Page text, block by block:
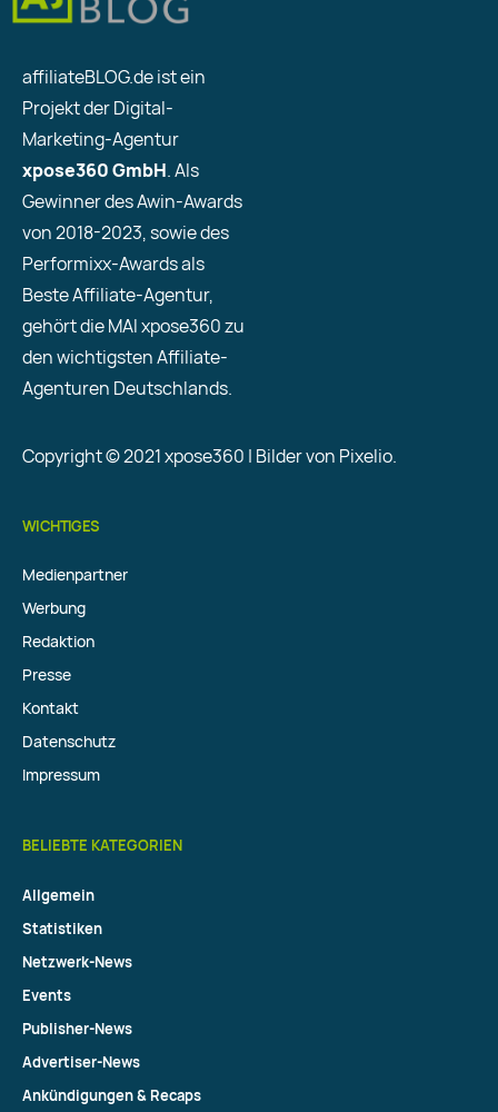
affiliateBLOG.de ist ein
Projekt der Digital-
Marketing-Agentur
xpose360 GmbH. Als
Gewinner des Awin-Awards
von 2018-2023, sowie des
Performixx-Awards als
Beste Affiliate-Agentur,
gehört die MAI xpose360 zu
den wichtigsten Affiliate-
Agenturen Deutschlands.
Copyright © 2021 xpose360 | Bilder von Pixelio.
WICHTIGES
Medienpartner
Werbung
Redaktion
Presse
Kontakt
Datenschutz
Impressum
BELIEBTE KATEGORIEN
Allgemein
Statistiken
Netzwerk-News
Events
Publisher-News
Advertiser-News
Ankündigungen & Recaps